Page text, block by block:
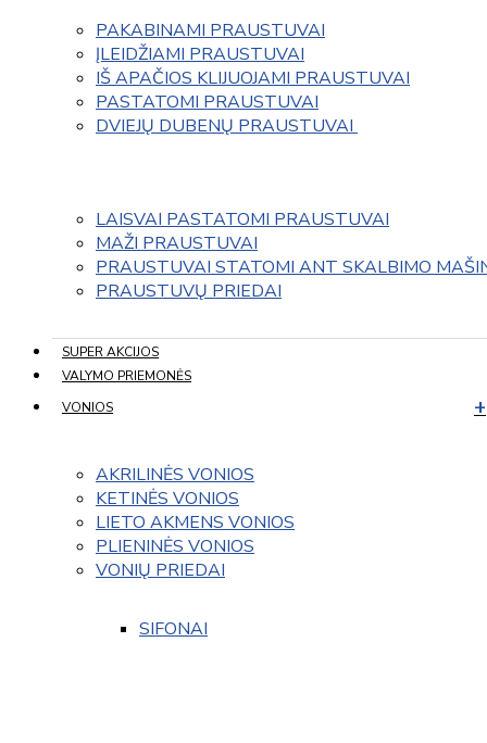
PAKABINAMI PRAUSTUVAI
ĮLEIDŽIAMI PRAUSTUVAI
IŠ APAČIOS KLIJUOJAMI PRAUSTUVAI
PASTATOMI PRAUSTUVAI
DVIEJŲ DUBENŲ PRAUSTUVAI
LAISVAI PASTATOMI PRAUSTUVAI
MAŽI PRAUSTUVAI
PRAUSTUVAI STATOMI ANT SKALBIMO
PRAUSTUVŲ PRIEDAI
SUPER AKCIJOS
VALYMO PRIEMONĖS
VONIOS
AKRILINĖS VONIOS
KETINĖS VONIOS
LIETO AKMENS VONIOS
PLIENINĖS VONIOS
VONIŲ PRIEDAI
SIFONAI